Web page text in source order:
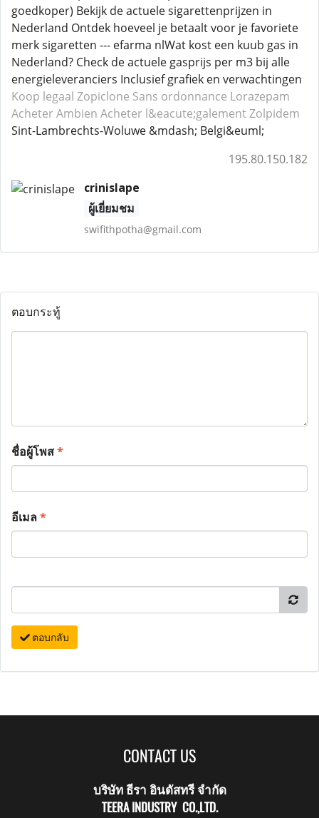
goedkoper) Bekijk de actuele sigarettenprijzen in
Nederland Ontdek hoeveel je betaalt voor je favoriete
merk sigaretten --- efarma nlWat kost een kuub gas in
Nederland? Check de actuele gasprijs per m3 bij alle
energieleveranciers Inclusief grafiek en verwachtingen
Koop legaal Zopiclone Sans ordonnance Lorazepam
Acheter Ambien Acheter l&eacute;galement Zolpidem
Sint-Lambrechts-Woluwe &mdash; Belgi&euml;
195.80.150.182
crinislape
ผู้เยี่ยมชม
swifithpotha@gmail.com
ตอบกระทู้
ชื่อผู้โพส*
อีเมล*
ตอบกลับ
CONTACT US
บริษัท ธีรา อินดัสทรี จำกัด
TEERA INDUSTRY CO.,LTD.